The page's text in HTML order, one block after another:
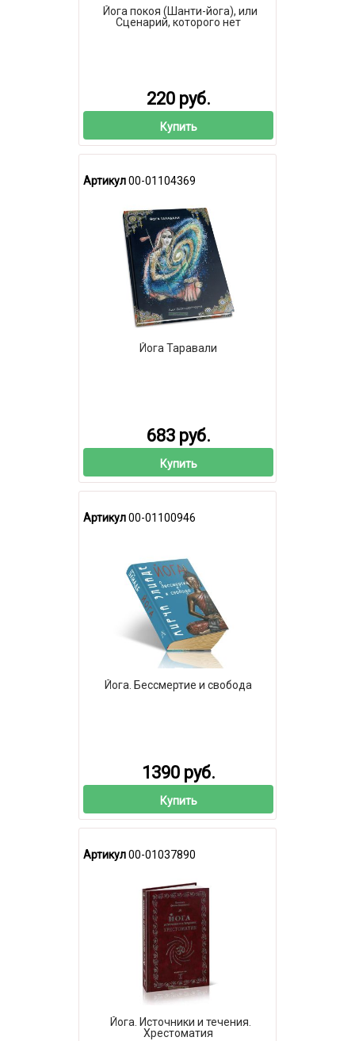
Йога покоя (Шанти-йога), или
Сценарий, которого нет
220 руб.
Купить
Артикул00-01104369
Йога Таравали
683 руб.
Купить
Артикул00-01100946
Йога. Бессмертие и свобода
1390 руб.
Купить
Артикул00-01037890
Йога. Источники и течения.
Хрестоматия